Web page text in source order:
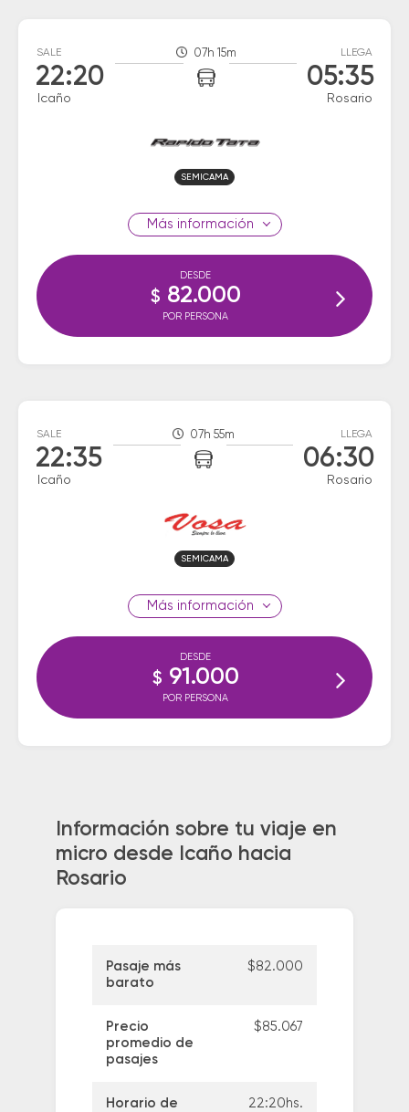
SALE
22:20
Icaño
07h 15m LLEGA
05:35
Rosario
SEMICAMA
información
DESDE
$ 82.000
POR PERSONA
SALE
22:35
Icaño
07h 55m LLEGA
06:30
Rosario
SEMICAMA
información
DESDE
$ 91.000
POR PERSONA
Información sobre tu viaje en
micro desde Icaño hacia
Rosario
Pasaje más
barato
$82.000
Precio
promedio de
pasajes
$85.067
Horario de
22:20hs.